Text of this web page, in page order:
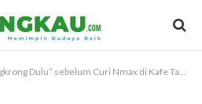
Curi Nmax di Kafe Tanjungbalai, Dua Pelaku Ditangkap Polisi